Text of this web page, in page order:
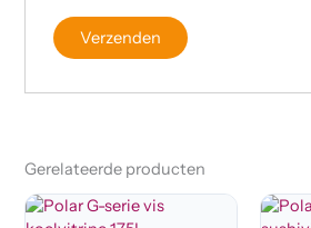
Gerelateerde producten